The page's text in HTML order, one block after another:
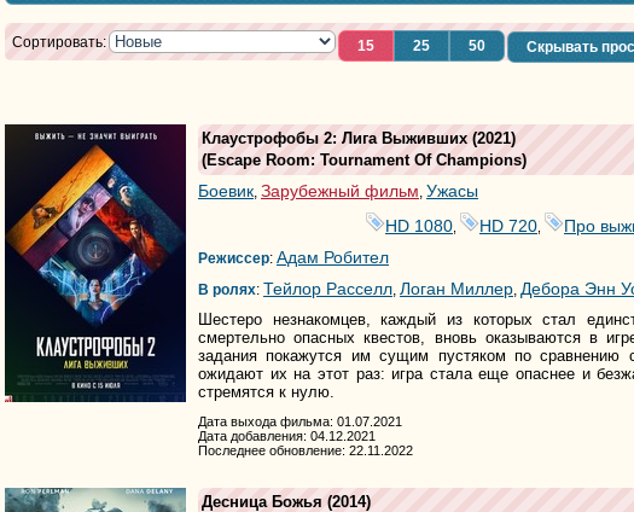
Сортировать: 15 25 50 Скрывать
Клаустрофобы 2: Лига Выживших (2021)
(Escape Room: Tournament Of Champions)
Боевик, Зарубежный фильм, Ужасы
HD 1080
HD 720 Про
Режиссер: Адам Робител
В ролях: Тейлор Расселл, Логан Миллер, Дебора Энн
Шестеро незнакомцев, каждый из которых стал
смертельно опасных квестов, вновь оказываются в
задания покажутся им сущим пустяком по сравнению
ожидают их на этот раз: игра стала еще опаснее и
стремятся к нулю.
Дата выхода фильма: 01.07.2021
Дата добавления: 04.12.2021
Последнее обновление: 22.11.2022
Десница Божья (2014)